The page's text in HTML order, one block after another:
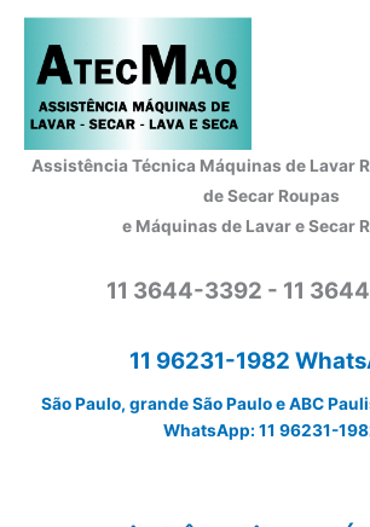
Assistência Técnica Máquinas de Lavar
de Secar Roupas
e Máquinas de Lavar e Secar
11 3644-3392 - 11
11 96231-1982
São Paulo, grande São Paulo e ABC
WhatsApp: 11 96231-